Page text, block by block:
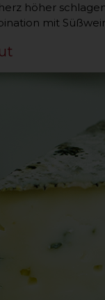
höher
mit